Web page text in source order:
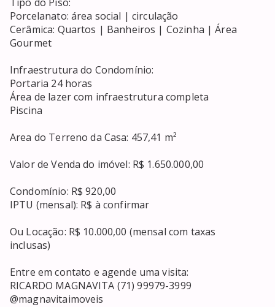
Porcelanato: área social | circulação
Cerâmica: Quartos | Banheiros | Cozinha | Área
Gourmet
Infraestrutura do Condomínio:
Portaria 24 horas
Área de lazer com infraestrutura completa
Piscina
Area do Terreno da Casa: 457,41 m²
Valor de Venda do imóvel: R$ 1.650.000,00
Condomínio: R$ 920,00
IPTU (mensal): R$ à confirmar
Ou Locação: R$ 10.000,00 (mensal com taxas
inclusas)
Entre em contato e agende uma visita:
RICARDO MAGNAVITA (71) 99979-3999
@magnavitaimoveis